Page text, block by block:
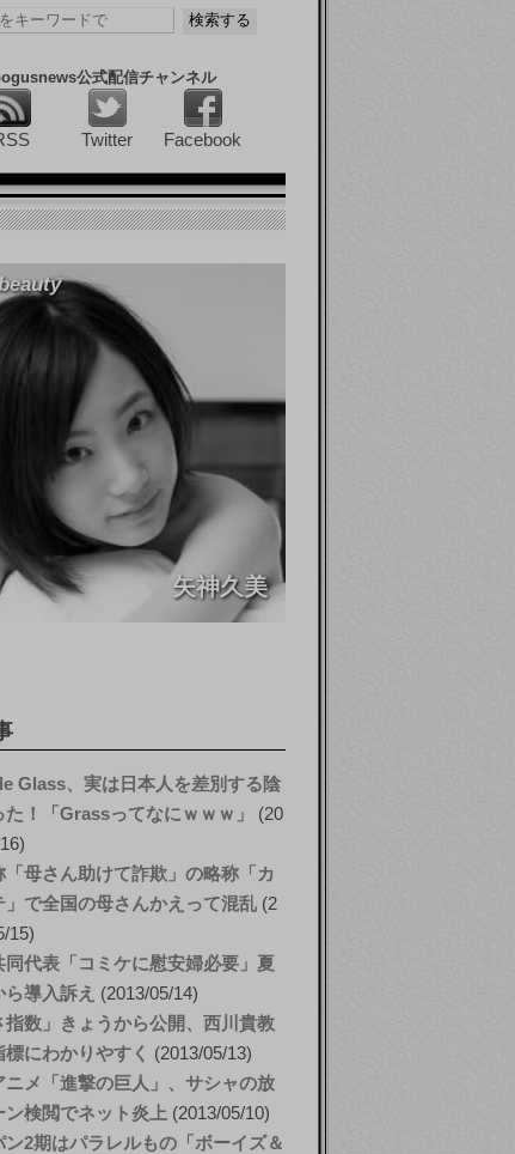
公式配信チャンネル
Twitter Facebook
矢神久美
Glass、実は日本人を差別する陰
た！「Grassってなにｗｗｗ」
20
「母さん助けて詐欺」の略称「カ
」で全国の母さんかえって混乱 2
15
同代表「コミケに慰安婦必要」夏
ら導入訴え
2013/05/14
指数」きょうから公開、西川貴教
標にわかりやすく
2013/05/13
ニメ「進撃の巨人」、サシャの放
ン検閲でネット炎上
2013/05/10
ン2期はパラレルもの「ボーイズ＆